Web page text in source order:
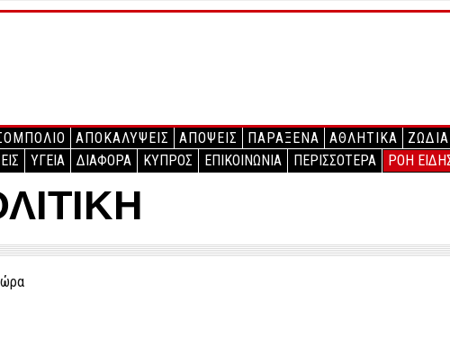
ΑΠΟΚΑΛΥΨΕΙΣ ΑΠΟΨΕΙΣ ΠΑΡΑΞΕΝΑ ΑΘΛΗΤΙΚΑ
ΖΩΔΙΑ
ΥΓΕΙΑ ΔΙΑΦΟΡΑ ΚΥΠΡΟΣ ΕΠΙΚΟΙΝΩΝΙΑ ΠΕΡΙΣΣΟΤΕΡΑ ΡΟΗ